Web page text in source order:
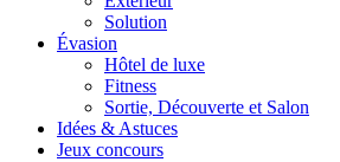
Solution
Évasion
Hôtel de luxe
Fitness
Sortie, Découverte et Salon
Idées & Astuces
Jeux concours